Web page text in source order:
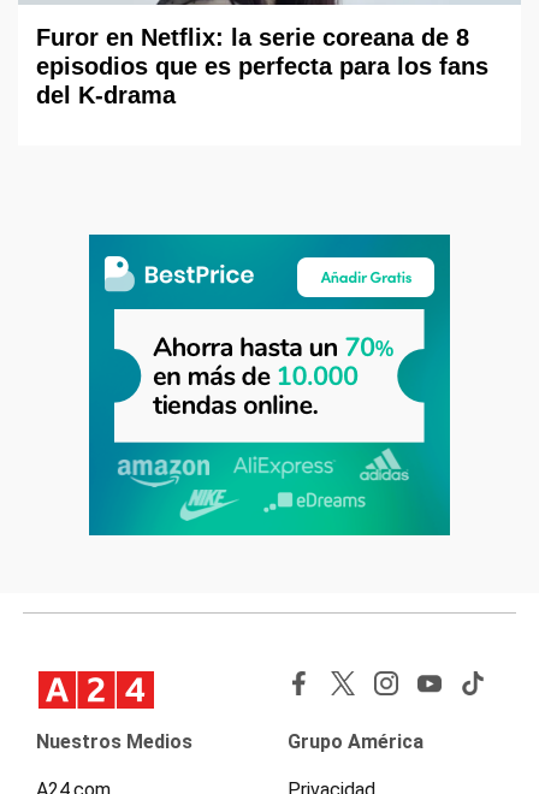
Furor en Netflix: la serie coreana de 8
episodios que es perfecta para los fans
del K-drama
Nuestros Medios Grupo América